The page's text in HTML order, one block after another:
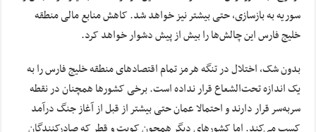
سوریه به بازسازی، حتی بیشتر نیز خواهد شد. کاهش منابع مالی منطقه
خلیج فارس این چالش‌ها را بیش از پیش دشوار خواهد کرد.
بدون شک، اختلال در تنگه هرمز تمام اقتصادهای منطقه خلیج فارس را به
یک اندازه تحت‌الشعاع قرار نداده است. برخی کشورها همچنان در نقطه
سربه‌سر قرار دارند و احتمالا عمان حتی بیشتر از قبل از آغاز جنگ درآمد